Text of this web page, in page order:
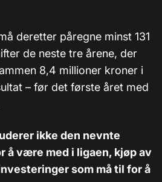
deretter påregne minst 131
de neste tre årene, der
8,4 millioner kroner i
– før det første året med
ikke den nevnte
å være med i ligaen, kjøp av
som må til for å